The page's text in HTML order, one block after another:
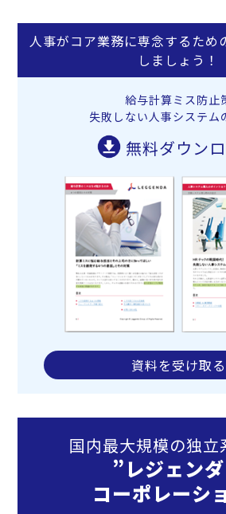
人事がコア業務に専念するため
しましょう！
給与計算ミス防止
失敗しない人事システム
無料ダウン
資料を受け取る
国内最大規模の独立
”レジェンダ
コーポレーシ